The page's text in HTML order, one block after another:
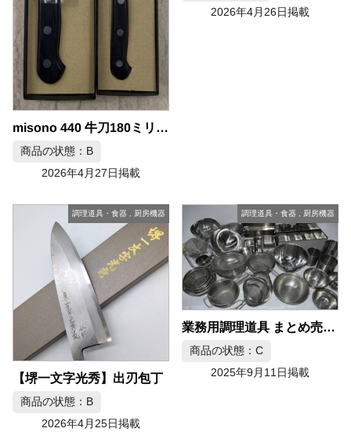
misono 440 牛刀180ミリ ペティ130ミリセット
商品の状態：B
2026年4月27日掲載
2026年4月26日掲載
調理道具・食器 , 厨房機器
【堺一文字光秀】出刃包丁
商品の状態：B
2026年4月25日掲載
調理道具・食器 , 厨房機器
業務用調理道具 まとめ売り 60点
商品の状態：C
2025年9月11日掲載